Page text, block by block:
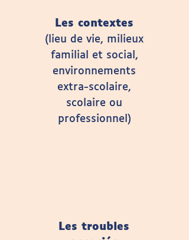
Les contextes
(lieu de vie, milieux
familial et social,
environnements
extra-scolaire,
scolaire ou
professionnel)
Les troubles